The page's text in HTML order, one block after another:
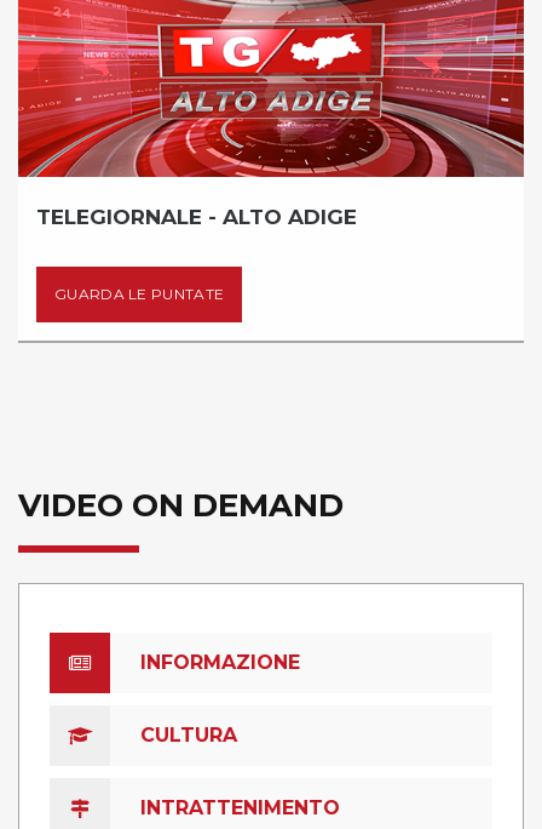
- ALTO ADIGE
VIDEO ON DEMAND
INFORMAZIONE
CULTURA
INTRATTENIMENTO